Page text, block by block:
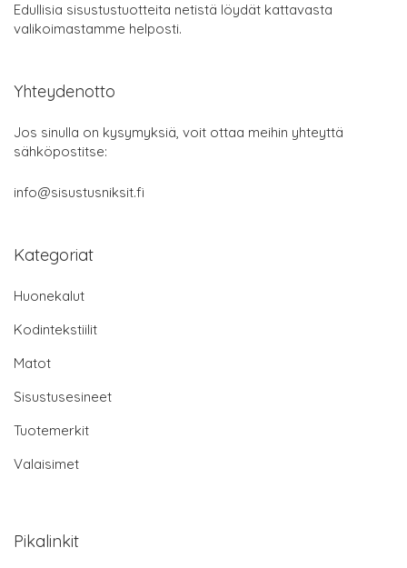
Edullisia sisustustuotteita netistä löydät kattavasta
valikoimastamme helposti.
Yhteydenotto
Jos sinulla on kysymyksiä, voit ottaa meihin yhteyttä
sähköpostitse:
info@sisustusniksit.fi
Kategoriat
Huonekalut
Kodintekstiilit
Matot
Sisustusesineet
Tuotemerkit
Valaisimet
Pikalinkit